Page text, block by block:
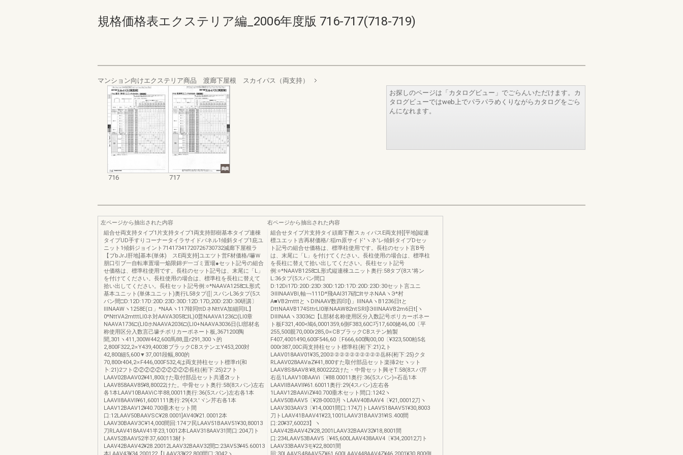
規格価格表エクステリア編_2006年度版 716-717(718-719)
マンション向けエクステリア商品 渡廊下屋根 スカイパス（両支持）
716 717
お探しのページは「カタログビュー」でごらんいただけます。カ
タログビューではweb上でパラパラめくりながらカタログをごら
んになれます。
左ページから抽出された内容
組合せ両支持タイブ1片支持タイプ1両支持部樹基本タイプ連棟
タイプUD手すりコーナータイラサイドバネル1傾斜タイプ1庇ユ
ニット1傾斜ジョイント71417341720726730732減廊下屋根ラ
【ブbJrJ肝地]基本(単体)ゞスE両支持]ユエツト営F材価格/嚇Ｗ
朋口引ブ一自転車置場一焔限錦ヂ一ゴミ置場●セット記号の組合
せ価格は、標準柱使用です。長柱のセット記号は、末尾に「L」
を付けてください。長柱使用の場合は、標準柱を長柱に替えて
拾い出してください。長柱セット記号例:○*NAAVA1258□L形式
基本ユニット(単体ユニット)奥行L58タプ([￨スパンL36タプ(5ス
バン間□D:12D:17D:20D:23D:30D:12D:17D,20D:23D:30研講〕
ⅢNAAWヽ1258E(ロ」*NAAヽ117韓同ttDネNttVA加細同IL】
0*NttVA2mtttLl0ネ対AAVA3058□IL)0普NAAVA1236□(Ll0章
NAAVA1736□(Ll0ホNAAVA2036□(Ll0+NAAVA3036日(Ll部材名
称使用区分入数言己壕チポリカーポネート板,3671200陶
聞,301ヽ411,300W442,600馬88,皿r291,300ヽ的
2,800F322,2∝Y439,4003BブラックCBステンエY453,200対
42,800細5,600▼37,001段幅,800的
70,800r404,2∝F446,000F532,4は両支持柱セット標準rI(和
卜:21)2フト②②②②②②②②②②長柱(桁下:25)2フト
LAAV02BAAV02¥41,800けた取付部品セット共通2tット
LAAV858AAV85¥8,80022けた。中骨セット奥行:58(8スパン)左右
各1本LAAV10BAAViC半88,00011奥行:36(5スパン)左右各1本
LAAVll8AAVll¥61,6001111奥行:29(4ス′ヾン芹右各1本
LAAV12BAAV12¥40.700垂木セット間
口:12LAAV50BAAVSC¥28.0001]AV40¥21.00012本
LAAV30BAAV3C¥14,000間回:174フ民LAAV51BAAV51¥30,80013
刀RLAAV418AAV41半23,10012本LAAV318AAV31間口:204刀ト
LAAV52BAAV52半37,600113材ト
LAAV42BAAV42¥28.20012LAAV32BAAV32間□:23AV53¥45.60013
右ページから抽出された内容
組合せタイプ片支持タイ頑廊下酎スヵィパスE両支持][平地]縦連
標ユエット吉再材価格/:稲m原サイド′ヽネ'レ傾斜タイプDセッ
ト記号の組合せ価格は、標準柱使用です。長柱のセット言B号
は、末尾に「L」を付けてください。長柱使用の場合は、標準柱
を長柱に替えて拾い出してください。長柱セット記号
例:○*NAAVB1258□L形式縦連棟ユニット奥行:58タプ(8ス′将ン
L:36タプ(5スパン間口
D:12Di17D:20D:23D:30D:12D:17D:20D:23D:30セット言ユニ
ЭⅢNAAVBl,軸￢111D*飛AAl317硝□ltサネNAAヽЭ*村
A■VB2mtttとヽDINAAV数四印[)」ⅢNAAヽB1236日tと
DttNAAVB174SttrLl0単NAAW82ntSRI[lЭⅢNAAVB2m6日t[ヽ
DⅢNAAヽ33036□【L部材名称使用区分入数記号ポリカーボネー
ト板F321,400<鳩6,0001359,6側F383,60C巧17,600姥46,00〔平
255,500親70,000r285,0∝CBブラックCBステン鮪製
F407,4001490,600F546,60〔F666,600陶00,00〔¥323,500粕5名
000r387,00C両支持柱セット標準柱(桁下:21)2,ト
LAAV018AAV01¥35,200②②②②②②②②②②岳杯(桁下:25)クタ
RLAAV028AAVaZ¥41,800すた取付部品セット楽挿2セヽット
LAAV8S8AAV8:¥8,8002222けた・中骨セット興そT:58(8スパ芹
右岳1LAAV10BAAVi〔¥88.00011奥行:36(5スパン)=石岳1本
LAAVllBAAVll¥61.60011奥行:29(4スパン)左右各
1LAAV12BAAViZ¥40.700垂木セット間口:1242ヽ
LAAV50BAAV5〔¥28‐0003月ヽLAAV40BAAV4〔¥21,00012刀ヽ
LAAV303AAV3〔¥14,0001間口:174刀トLAAV518AAV51¥30,8003
刀トLAAV41BAAV41¥23,1001LAAV31BAAV31¥lS.400間
口:20¥37,60023】ヽ
LAAV42BAAV4Z¥28,2001LAAV32BAAV32¥18,8001間
口:234LAAV53BAAV5〔¥45,600LAAV438AAV4〔¥34,20012刀ト
LAAV33BAAV3モ¥22,8001間